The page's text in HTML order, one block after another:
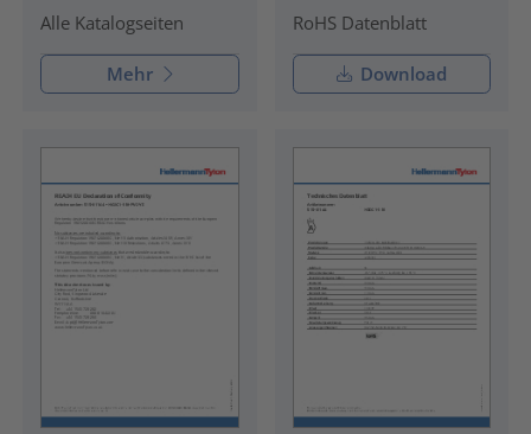
Alle Katalogseiten
Mehr
RoHS Datenblatt
Download